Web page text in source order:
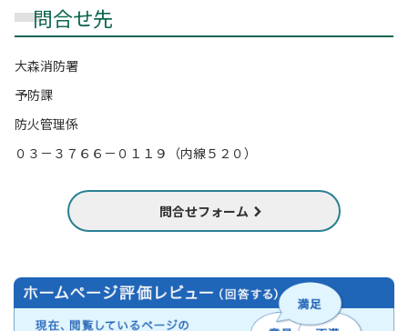
問合せ先
大森消防署
予防課
防火管理係
０３－３７６６－０１１９（内線５２０）
問合せフォーム